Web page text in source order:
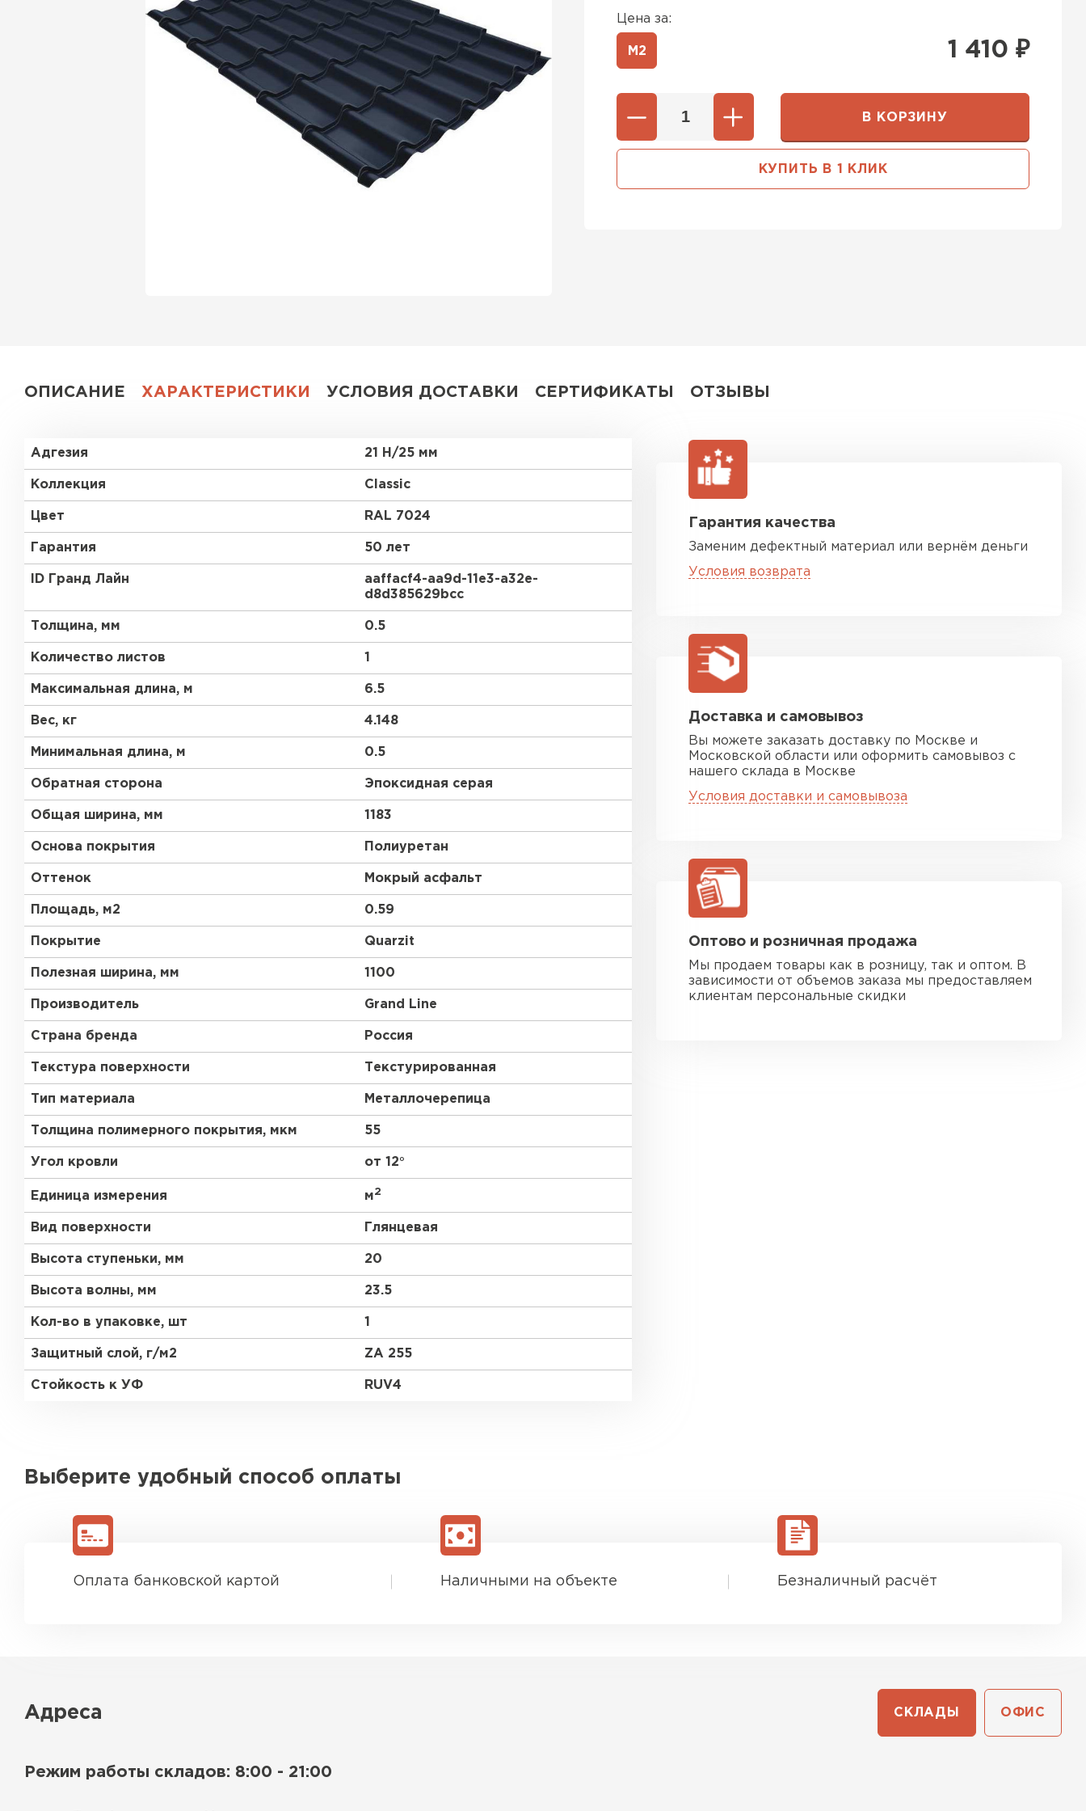
Цена за:
М2 1 410 ₽
В КОРЗИНУ
КУПИТЬ В 1 КЛИК
ОПИСАНИЕ ХАРАКТЕРИСТИКИ УСЛОВИЯ ДОСТАВКИ СЕРТИФИКАТЫ ОТЗЫВЫ
Адгезия 21 Н/25 мм
Коллекция Classic
Цвет RAL 7024
Гарантия 50 лет
ID Гранд Лайн
aaffacf4-aa9d-11e3-a32e-
d8d385629bcc
Толщина, мм 0.5
Количество листов 1
Максимальная длина, м 6.5
Вес, кг 4.148
Минимальная длина, м 0.5
Обратная сторона Эпоксидная серая
Общая ширина, мм 1183
Основа покрытия Полиуретан
Оттенок Мокрый асфальт
Площадь, м2 0.59
Покрытие Quarzit
Полезная ширина, мм 1100
Производитель Grand Line
Страна бренда Россия
Текстура поверхности Текстурированная
Тип материала Металлочерепица
Толщина полимерного покрытия, мкм 55
Угол кровли от 12°
Единица измерения м2
Вид поверхности Глянцевая
Высота ступеньки, мм 20
Высота волны, мм 23.5
Кол-во в упаковке, шт 1
Защитный слой, г/м2 ZA 255
Стойкость к УФ RUV4
Гарантия качества
Заменим дефектный материал или вернём деньги
Условия возврата
Доставка и самовывоз
Вы можете заказать доставку по Москве и
Московской области или оформить самовывоз с
нашего склада в Москве
Условия доставки и самовывоза
Оптово и розничная продажа
Мы продаем товары как в розницу, так и оптом. В
зависимости от объемов заказа мы предоставляем
клиентам персональные скидки
Выберите удобный способ оплаты
Оплата банковской картой Наличными на объекте Безналичный расчёт
Адреса СКЛАДЫ ОФИС
Режим работы складов: 8:00 - 21:00